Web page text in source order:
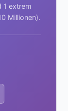
1 extrem
Millionen).